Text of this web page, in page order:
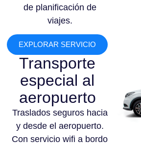
de planificación de
viajes.
EXPLORAR SERVICIO
Transporte
especial al
aeropuerto
Traslados seguros hacia
y desde el aeropuerto.
Con servicio wifi a bordo